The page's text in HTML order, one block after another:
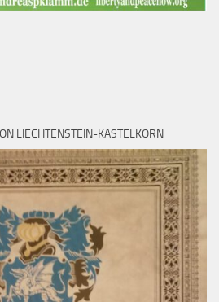
LIECHTENSTEIN-KASTELKORN